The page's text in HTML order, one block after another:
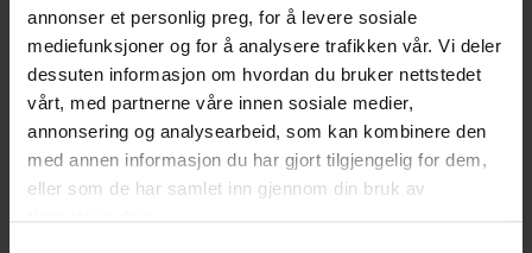
annonser et personlig preg, for å levere sosiale
mediefunksjoner og for å analysere trafikken vår. Vi deler
dessuten informasjon om hvordan du bruker nettstedet
vårt, med partnerne våre innen sosiale medier,
annonsering og analysearbeid, som kan kombinere den
med annen informasjon du har gjort tilgjengelig for dem,
eller som de har samlet inn gjennom din bruk av
tjenestene deres.
Eva Grotnæss Barnholdt
Fagdirektør, Justis- og beredskapsdepartementet